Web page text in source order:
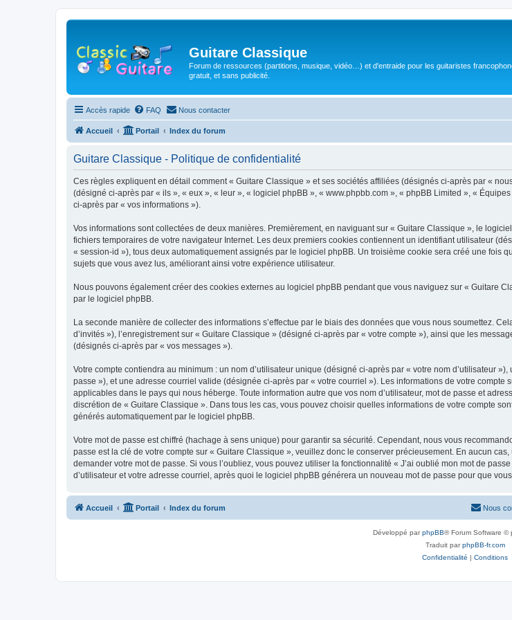
Guitare Classique
Forum de ressources (partitions, musique, vidéo…) et d'entraide pour les guitaristes
gratuit, et sans publicité.
Accès rapide FAQ Nous contacter
Accueil Portail Index du forum
Guitare Classique - Politique de confidentialité
Ces règles expliquent en détail comment « Guitare Classique » et ses sociétés affiliées (désignés ci-après par «
(désigné ci-après par « ils », « eux », « leur », « logiciel phpBB », « www.phpbb.com », « phpBB Limited », «
ci-après par « vos informations »).
Vos informations sont collectées de deux manières. Premièrement, en naviguant sur « Guitare Classique », le
fichiers temporaires de votre navigateur Internet. Les deux premiers cookies contiennent un identifiant utilisateur
« session-id »), tous deux automatiquement assignés par le logiciel phpBB. Un troisième cookie sera créé une fois
sujets que vous avez lus, améliorant ainsi votre expérience utilisateur.
Nous pouvons également créer des cookies externes au logiciel phpBB pendant que vous naviguez sur « Guitare
par le logiciel phpBB.
La seconde manière de collecter des informations s’effectue par le biais des données que vous nous soumettez.
d’invités »), l’enregistrement sur « Guitare Classique » (désigné ci-après par « votre compte »), ainsi que les
(désignés ci-après par « vos messages »).
Votre compte contiendra au minimum : un nom d’utilisateur unique (désigné ci-après par « votre nom d’utilisateur
passe »), et une adresse courriel valide (désignée ci-après par « votre courriel »). Les informations de votre
applicables dans le pays qui nous héberge. Toute information autre que vos nom d’utilisateur, mot de passe et
discrétion de « Guitare Classique ». Dans tous les cas, vous pouvez choisir quelles informations de votre compte
générés automatiquement par le logiciel phpBB.
Votre mot de passe est chiffré (hachage à sens unique) pour garantir sa sécurité. Cependant, nous vous
passe est la clé de votre compte sur « Guitare Classique », veuillez donc le conserver précieusement. En aucun
demander votre mot de passe. Si vous l’oubliez, vous pouvez utiliser la fonctionnalité « J’ai oublié mon mot de
d’utilisateur et votre adresse courriel, après quoi le logiciel phpBB générera un nouveau mot de passe pour que
Accueil Portail Index du forum Nous
Développé parphpBB® Forum Software ©
Traduit parphpBB-fr.com
Confidentialité | Conditions